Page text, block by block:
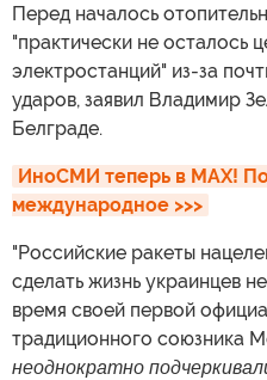
Перед началось
"практически не осталось
электростанций" из-за
ударов, заявил Владимир
Белграде.
ИноСМИ теперь в MAX!
международное >>>
"Российские ракеты
сделать жизнь украинцев
время своей первой
традиционного союзника
неоднократно